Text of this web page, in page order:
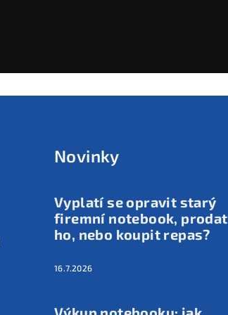
Novinky
Vyplatí se opravit starý
firemní notebook, prodat
ho, nebo koupit repas?
16.7.2026